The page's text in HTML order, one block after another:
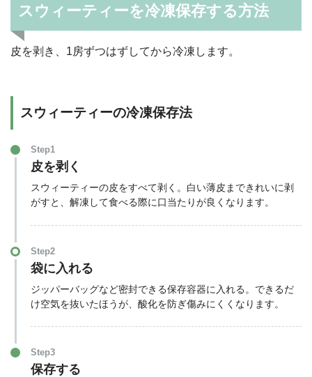
スウィーティーを冷凍保存する方法
皮を剥き、1房ずつはずしてから冷凍します。
スウィーティーの冷凍保存法
Step1
皮を剥く
スウィーティーの皮をすべて剥く。白い薄皮まできれいに剥
がすと、解凍して食べる際に口当たりが良くなります。
Step2
袋に入れる
ジッパーバッグなど密封できる保存容器に入れる。できるだ
け空気を抜いたほうが、酸化を防ぎ傷みにくくなります。
Step3
保存する